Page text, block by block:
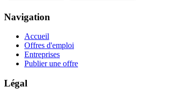
Navigation
Accueil
Offres d'emploi
Entreprises
Publier une offre
Légal